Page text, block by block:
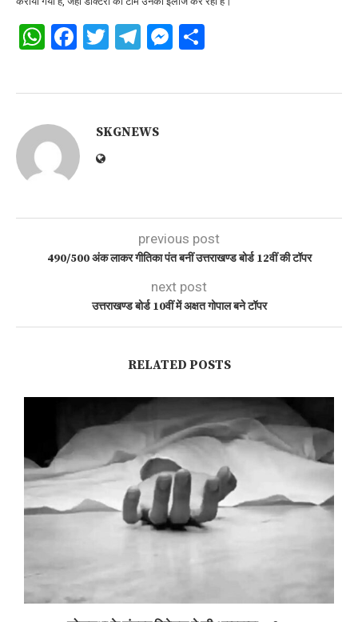
WhatsApp
Facebook
Twitter
Telegram
Messenger
SKGNEWS
previous post
490/500 अंक लाकर गीतिका पंत बनीं उत्तराखण्ड बोर्ड 12वीं की टॉपर
next post
उत्तराखण्ड बोर्ड 10वीं में अक्षत गोपाल बने टॉपर
RELATED POSTS